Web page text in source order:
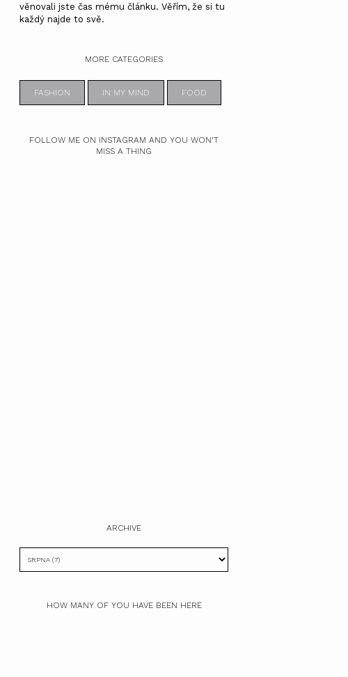
věnovali jste čas mému článku. Věřím, že si tu
každý najde to svě.
MORE CATEGORIES
FASHION IN MY MIND FOOD
FOLLOW ME ON INSTAGRAM AND YOU WON'T
MISS A THING
ARCHIVE
HOW MANY OF YOU HAVE BEEN HERE